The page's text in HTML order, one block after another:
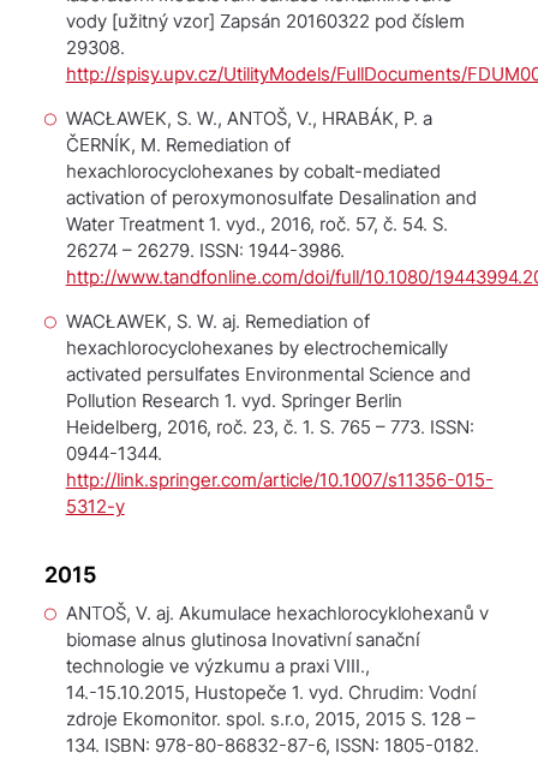
vody[užitný vzor] Zapsán 20160322 pod číslem
29308.
http://spisy.upv.cz/UtilityModels/FullDocuments/
WACŁAWEK, S. W., ANTOŠ, V., HRABÁK, P. a
ČERNÍK, M. Remediation of
hexachlorocyclohexanes by cobalt-mediated
activation of peroxymonosulfate Desalination and
Water Treatment1. vyd., 2016, roč. 57, č. 54. S.
26274 – 26279. ISSN: 1944-3986.
http://www.tandfonline.com/doi/full/10.1080/
WACŁAWEK, S. W. aj. Remediation of
hexachlorocyclohexanes by electrochemically
activated persulfates Environmental Science and
Pollution Research 1. vyd. Springer Berlin
Heidelberg, 2016, roč. 23, č. 1. S. 765 – 773. ISSN:
0944-1344.
http://link.springer.com/article/10.1007/s11356-015-
5312-y
2015
ANTOŠ, V. aj. Akumulace hexachlorocyklohexanů v
biomase alnus glutinosa Inovativní sanační
technologie ve výzkumu a praxi VIII.,
14.-15.10.2015, Hustopeče 1. vyd. Chrudim: Vodní
zdroje Ekomonitor. spol. s.r.o, 2015, 2015 S. 128 –
134. ISBN: 978-80-86832-87-6, ISSN: 1805-0182.